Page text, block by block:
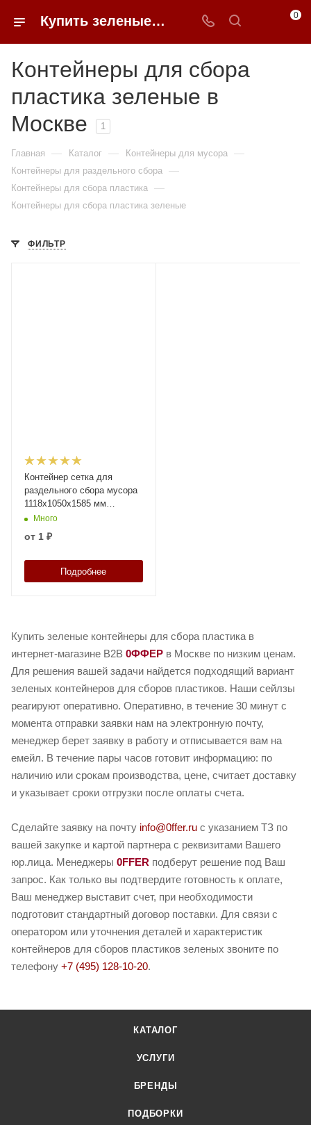
Купить зеленые контейнеры для сбора пластика в Москве недорого | 0FFER 0
Контейнеры для сбора
пластика зеленые в
Москве
1
Главная — Каталог — Контейнеры для мусора —
Контейнеры для раздельного сбора —
Контейнеры для сбора пластика —
Контейнеры для сбора пластика зеленые
ФИЛЬТР
Контейнер сетка для
раздельного сбора мусора
1118x1050x1585 мм
Зеленый
Много
от 1 ₽
Подробнее
Купить зеленые контейнеры для сбора пластика в
интернет-магазине B2B 0ФФЕР в Москве по низким ценам.
Для решения вашей задачи найдется подходящий вариант
зеленых контейнеров для сборов пластиков. Наши сейлзы
реагируют оперативно. Оперативно, в течение 30 минут с
момента отправки заявки нам на электронную почту,
менеджер берет заявку в работу и отписывается вам на
емейл. В течение пары часов готовит информацию: по
наличию или срокам производства, цене, считает доставку
и указывает сроки отгрузки после оплаты счета.
Сделайте заявку на почту info@0ffer.ru с указанием ТЗ по
вашей закупке и картой партнера с реквизитами Вашего
юр.лица. Менеджеры 0FFER подберут решение под Ваш
запрос. Как только вы подтвердите готовность к оплате,
Ваш менеджер выставит счет, при необходимости
подготовит стандартный договор поставки. Для связи с
оператором или уточнения деталей и характеристик
контейнеров для сборов пластиков зеленых звоните по
телефону +7 (495) 128-10-20.
КАТАЛОГ
УСЛУГИ
БРЕНДЫ
ПОДБОРКИ